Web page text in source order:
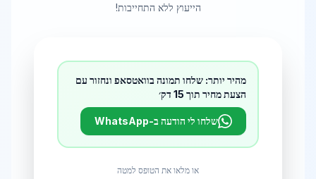
באר שבע
סורגים לבניינים ב באר שבע
הייעוץ ללא התחייבות!
מהיר יותר: שלחו תמונה בוואטסאפ ונחזור עם
הצעת מחיר תוך 15 דק׳
שלחו לי הודעה ב-WhatsApp
או מלאו את הטופס למטה